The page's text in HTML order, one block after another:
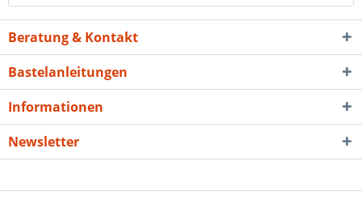
Beratung & Kontakt
Bastelanleitungen
Informationen
Newsletter